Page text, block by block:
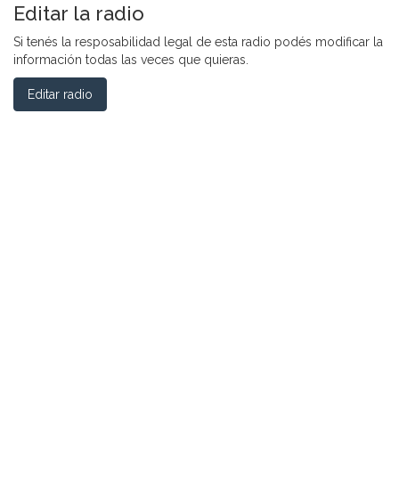
Editar la radio
Si tenés la resposabilidad legal de esta radio podés modificar la
información todas las veces que quieras.
Editar radio